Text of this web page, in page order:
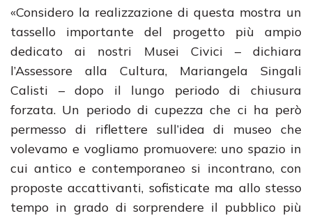
«Considero la realizzazione di questa mostra un
tassello importante del progetto più ampio
dedicato ai nostri Musei Civici – dichiara
l’Assessore alla Cultura, Mariangela Singali
Calisti – dopo il lungo periodo di chiusura
forzata. Un periodo di cupezza che ci ha però
permesso di riflettere sull’idea di museo che
volevamo e vogliamo promuovere: uno spazio in
cui antico e contemporaneo si incontrano, con
proposte accattivanti, sofisticate ma allo stesso
tempo in grado di sorprendere il pubblico più